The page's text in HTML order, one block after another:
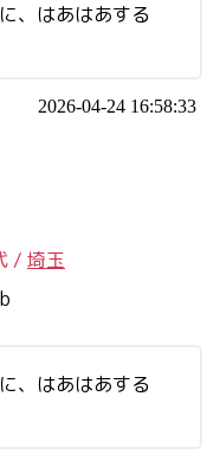
、はあはあする
2026-04-24 16:58:33
/ 埼玉
、はあはあする